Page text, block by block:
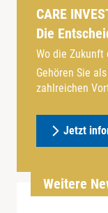
CARE
Die
Wo die
Gehören Sie
zahlreichen
Jetzt
Weitere